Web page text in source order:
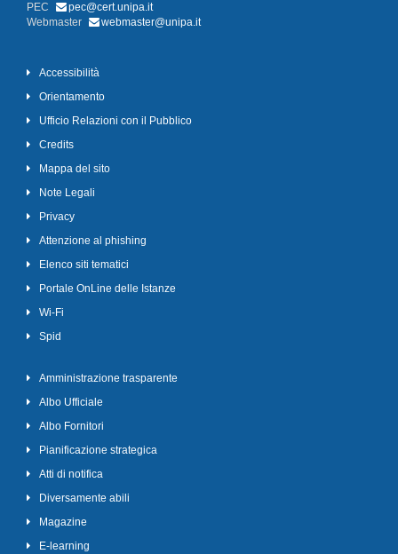
PEC
pec@cert.unipa.it
Webmaster
webmaster@unipa.it
Accessibilità
Orientamento
Ufficio Relazioni con il Pubblico
Credits
Mappa del sito
Note Legali
Privacy
Attenzione al phishing
Elenco siti tematici
Portale OnLine delle Istanze
Wi-Fi
Spid
Amministrazione trasparente
Albo Ufficiale
Albo Fornitori
Pianificazione strategica
Atti di notifica
Diversamente abili
Magazine
E-learning